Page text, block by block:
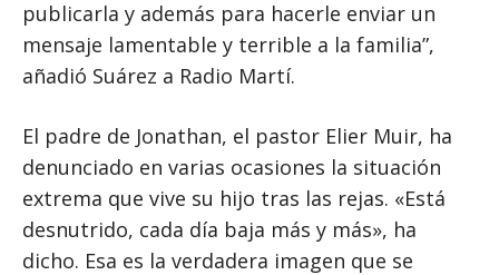
publicarla y además para hacerle enviar un
mensaje lamentable y terrible a la familia”,
añadió Suárez a Radio Martí.
El padre de Jonathan, el pastor Elier Muir, ha
denunciado en varias ocasiones la situación
extrema que vive su hijo tras las rejas. «Está
desnutrido, cada día baja más y más», ha
dicho. Esa es la verdadera imagen que se